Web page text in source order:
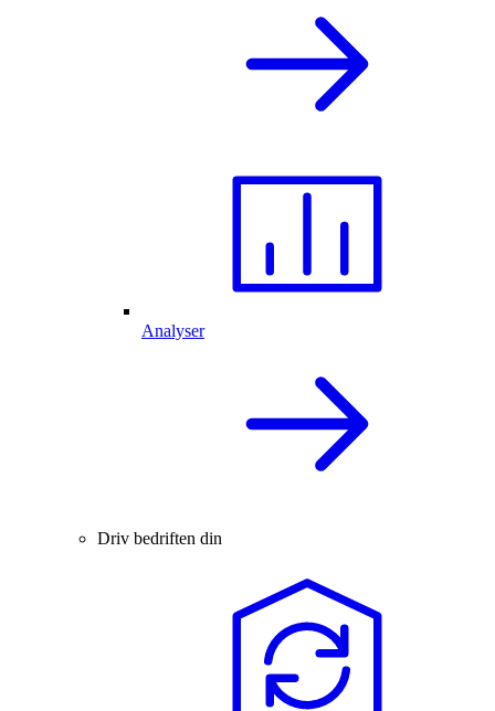
Analyser
Driv bedriften din